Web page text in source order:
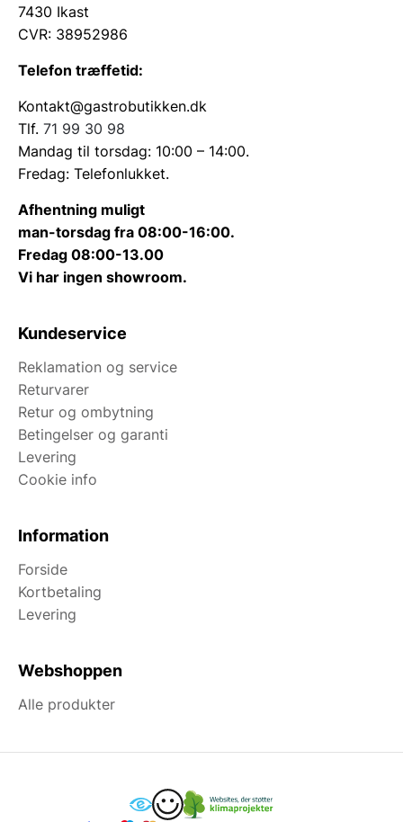
7430 Ikast
CVR: 38952986
Telefon træffetid:
Kontakt@gastrobutikken.dk
Tlf. 71 99 30 98
Mandag til torsdag: 10:00 – 14:00.
Fredag: Telefonlukket.
Afhentning muligt
man-torsdag fra 08:00-16:00.
Fredag 08:00-13.00
Vi har ingen showroom.
Kundeservice
Reklamation og service
Returvarer
Retur og ombytning
Betingelser og garanti
Levering
Cookie info
Information
Forside
Kortbetaling
Levering
Webshoppen
Alle produkter